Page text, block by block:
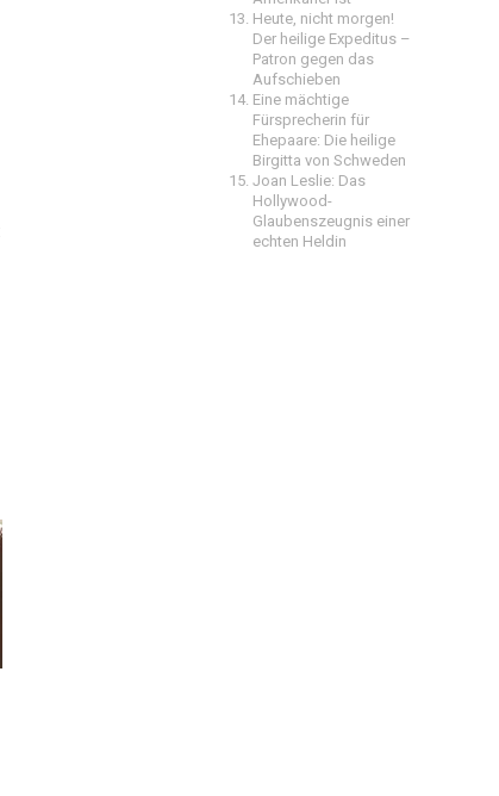
Heute, nicht morgen!
Der heilige Expeditus –
Patron gegen das
Aufschieben
Eine mächtige
Fürsprecherin für
Ehepaare: Die heilige
Birgitta von Schweden
Joan Leslie: Das
Hollywood-
Glaubenszeugnis einer
echten Heldin